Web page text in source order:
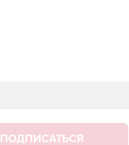
ПОДПИСАТЬСЯ